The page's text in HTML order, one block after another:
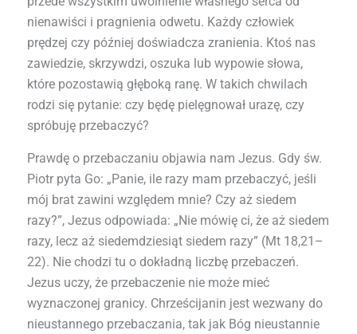
nienawiści i pragnienia odwetu. Każdy człowiek
prędzej czy później doświadcza zranienia. Ktoś nas
zawiedzie, skrzywdzi, oszuka lub wypowie słowa,
które pozostawią głęboką ranę. W takich chwilach
rodzi się pytanie: czy będę pielęgnował urazę, czy
spróbuję przebaczyć?
Prawdę o przebaczaniu objawia nam Jezus. Gdy św.
Piotr pyta Go: „Panie, ile razy mam przebaczyć, jeśli
mój brat zawini względem mnie? Czy aż siedem
razy?”, Jezus odpowiada: „Nie mówię ci, że aż siedem
razy, lecz aż siedemdziesiąt siedem razy” (Mt 18,21–
22). Nie chodzi tu o dokładną liczbę przebaczeń.
Jezus uczy, że przebaczenie nie może mieć
wyznaczonej granicy. Chrześcijanin jest wezwany do
nieustannego przebaczania, tak jak Bóg nieustannie